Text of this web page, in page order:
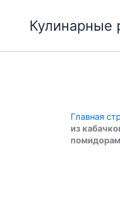
содержимому
Кулинарные
Главная
из